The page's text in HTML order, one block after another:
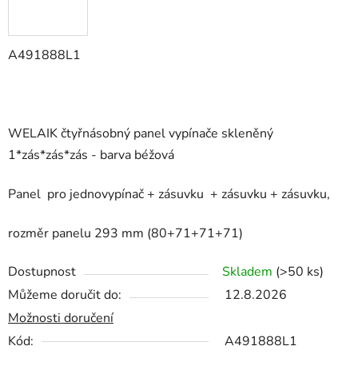
A491888L1
WELAIK čtyřnásobný panel vypínače skleněný
1*zás*zás*zás - barva béžová
Panel pro jednovypínač + zásuvku + zásuvku + zásuvku,
rozměr panelu 293 mm (80+71+71+71)
Dostupnost Skladem (>50 ks)
Můžeme doručit do:
12.8.2026
Možnosti doručení
Kód:
A491888L1